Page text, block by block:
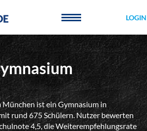
LOGIN
ist ein Gymnasium in
rund 675 Schülern. Nutzer bewerten
4,5, die Weiterempfehlungsrate